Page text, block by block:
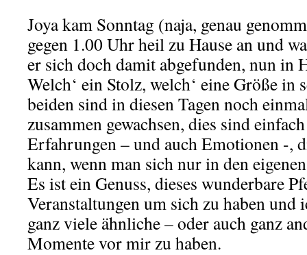
Joya kam Sonntag (naja, genau
gegen 1.00 Uhr heil zu Hause an und
er sich doch damit abgefunden, nun in
Welch‘ ein Stolz, welch‘ eine Größe in
beiden sind in diesen Tagen noch
zusammen gewachsen, dies sind
Erfahrungen – und auch Emotionen -,
kann, wenn man sich nur in den
Es ist ein Genuss, dieses wunderbare
Veranstaltungen um sich zu haben
ganz viele ähnliche – oder auch ganz
Momente vor mir zu haben.